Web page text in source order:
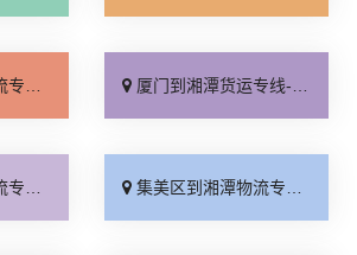
车」 厦门到湘潭货运专线-厦门到湘潭物流公司_送货上门「全程定位」
需」 集美区到湘潭物流专线_直达不中转「价位合理」